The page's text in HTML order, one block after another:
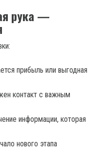
рука —
прибыль или выгодная
контакт с важным
информации, которая
нового этапа